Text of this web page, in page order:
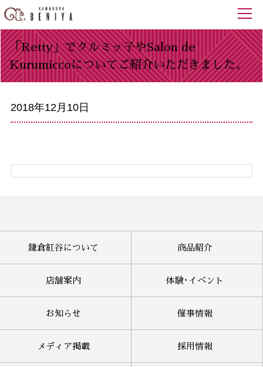
「Retty」でクルミッ子やSalon de
Kurumiccoについてご紹介いただきました。
2018年12月10日
鎌倉紅谷について 商品紹介
店舗案内 体験･イベント
お知らせ 催事情報
メディア掲載 採用情報